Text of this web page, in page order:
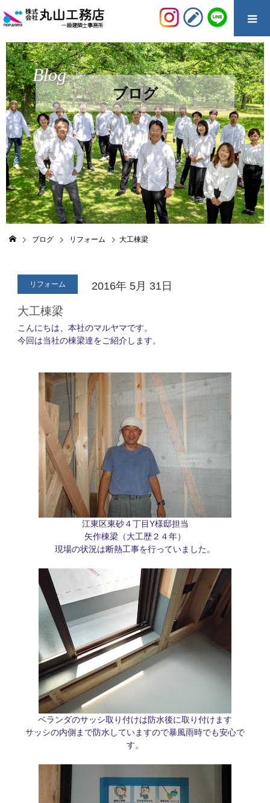
ブログ
Blog
ブログ リフォーム 大工棟梁
2016年 5月 31日
リフォーム
大工棟梁
こんにちは、本社のマルヤマです。
今回は当社の棟梁達をご紹介します。
江東区東砂４丁目Y様邸担当
矢作棟梁（大工歴２４年）
現場の状況は断熱工事を行っていました。
ベランダのサッシ取り付けは防水後に取り付けます
サッシの内側まで防水していますので暴風雨時でも安心で
す。